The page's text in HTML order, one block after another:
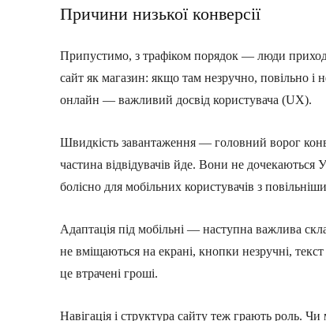
Причини низької конверсії
Припустимо, з трафіком порядок — люди
сайт як магазин: якщо там незручно, повільно і
онлайн — важливий досвід користувача (UX).
Швидкість завантаження — головний ворог
частина відвідувачів йде. Вони не
болісно для мобільних користувачів з
Адаптація під мобільні — наступна важлива
не вміщаються на екрані, кнопки незручні,
це втрачені гроші.
Навігація і структура сайту теж грають роль.